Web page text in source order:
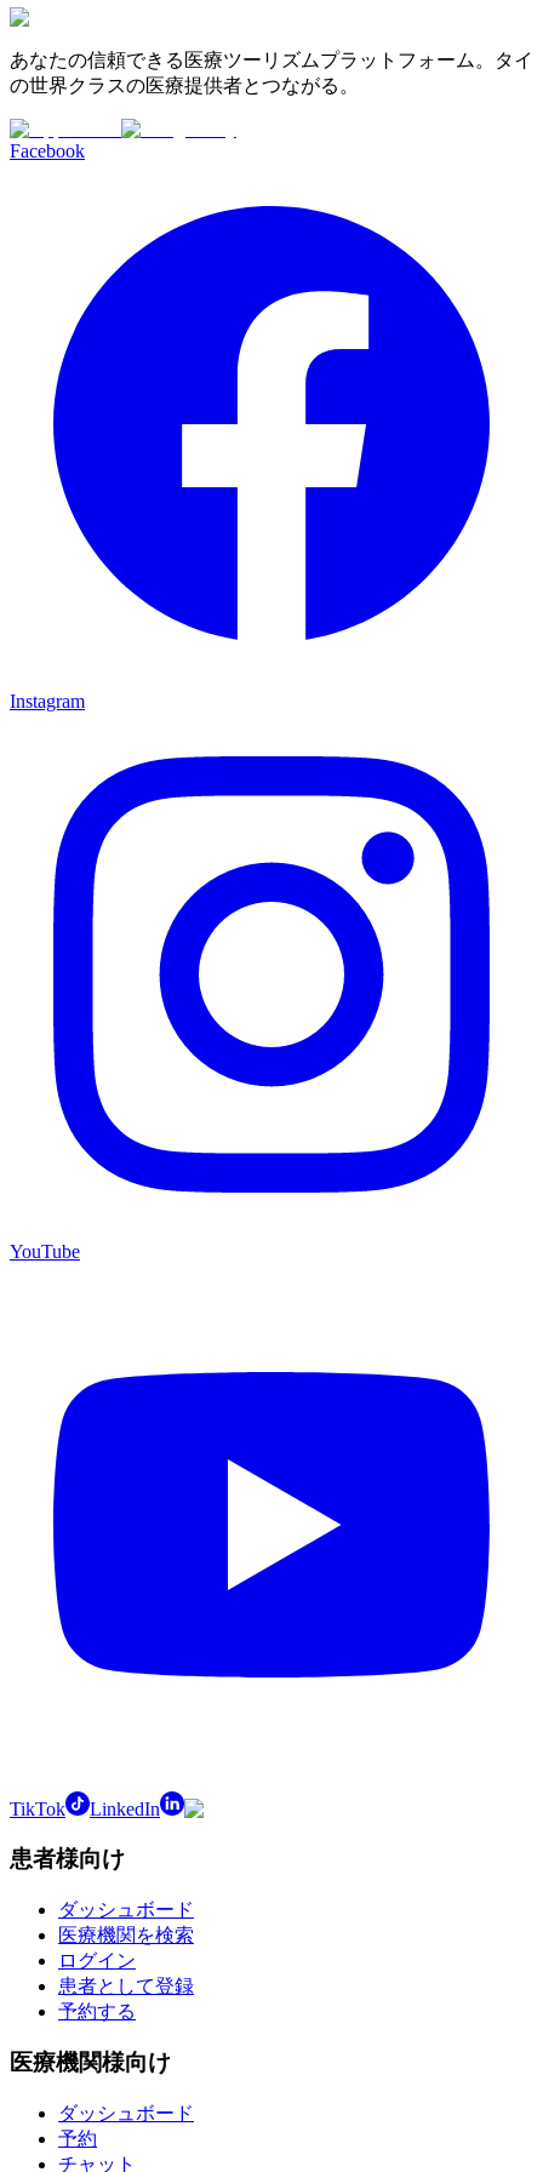
あなたの信頼できる医療ツーリズムプラットフォーム。タイ
の世界クラスの医療提供者とつながる。
Facebook
Instagram
YouTube
TikTok LinkedIn
患者様向け
ダッシュボード
医療機関を検索
ログイン
患者として登録
予約する
医療機関様向け
ダッシュボード
予約
チャット